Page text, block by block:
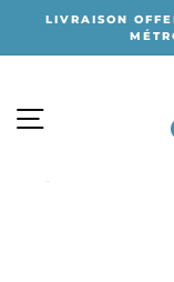
contenu
LIVRAISON